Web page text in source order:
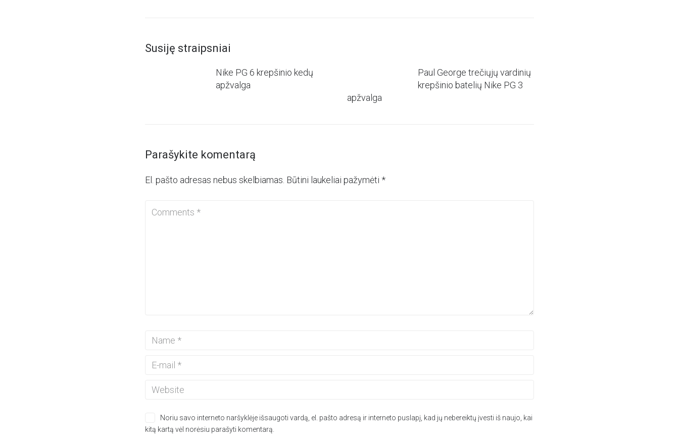
Susiję straipsniai
Nike PG 6 krepšinio kedų
apžvalga
Paul George trečiųjų vardinių
krepšinio batelių Nike PG 3
apžvalga
Parašykite komentarą
El. pašto adresas nebus skelbiamas. Būtini laukeliai pažymėti *
Noriu savo interneto naršyklėje išsaugoti vardą, el. pašto adresą ir interneto puslapį, kad jų nebereiktų įvesti iš naujo, kai
kitą kartą vėl norėsiu parašyti komentarą.